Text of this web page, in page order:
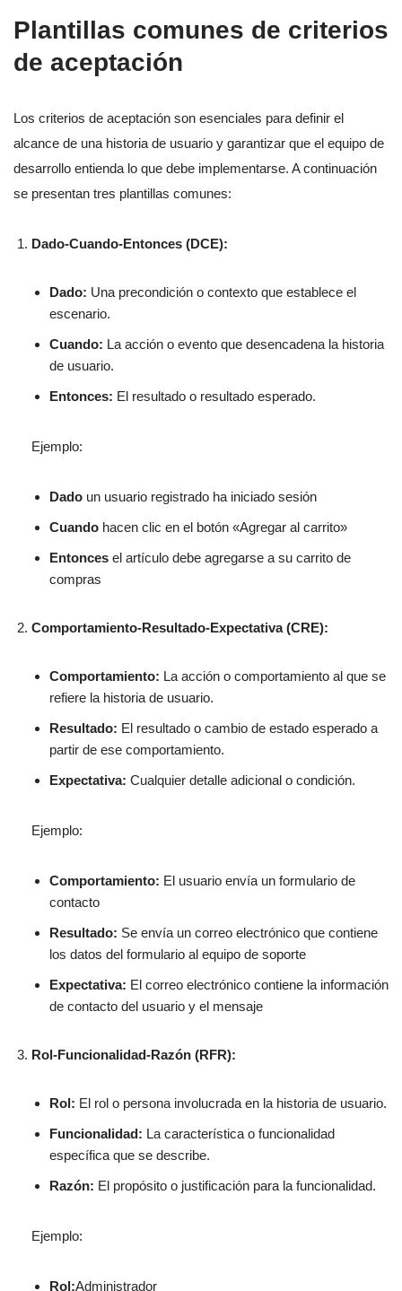
Plantillas comunes de criterios
de aceptación
Los criterios de aceptación son esenciales para definir el
alcance de una historia de usuario y garantizar que el equipo de
desarrollo entienda lo que debe implementarse. A continuación
se presentan tres plantillas comunes:
Dado-Cuando-Entonces (DCE):
Dado: Una precondición o contexto que establece el
escenario.
Cuando: La acción o evento que desencadena la historia
de usuario.
Entonces: El resultado o resultado esperado.
Ejemplo:
Dado un usuario registrado ha iniciado sesión
Cuando hacen clic en el botón «Agregar al carrito»
Entonces el artículo debe agregarse a su carrito de
compras
Comportamiento-Resultado-Expectativa (CRE):
Comportamiento: La acción o comportamiento al que se
refiere la historia de usuario.
Resultado: El resultado o cambio de estado esperado a
partir de ese comportamiento.
Expectativa: Cualquier detalle adicional o condición.
Ejemplo:
Comportamiento: El usuario envía un formulario de
contacto
Resultado: Se envía un correo electrónico que contiene
los datos del formulario al equipo de soporte
Expectativa: El correo electrónico contiene la información
de contacto del usuario y el mensaje
Rol-Funcionalidad-Razón (RFR):
Rol: El rol o persona involucrada en la historia de usuario.
Funcionalidad: La característica o funcionalidad
específica que se describe.
Razón: El propósito o justificación para la funcionalidad.
Ejemplo:
Rol:Administrador